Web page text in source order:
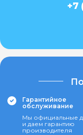
+7
Гарантийное
обслуживание
Мы официальные
и даем гарантию
производителя